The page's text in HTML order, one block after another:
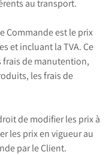
au transport.
Commande est le prix
et incluant la TVA. Ce
frais de manutention,
les frais de
de modifier les prix à
les prix en vigueur au
par le Client.